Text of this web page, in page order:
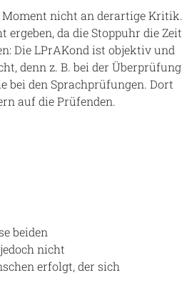
nicht an derartige Kritik.
da die Stoppuhr die Zeit
Die LPrAKond ist objektiv und
denn z. B. bei der Überprüfung
bei den Sprachprüfungen. Dort
auf die Prüfenden.
beiden
nicht
erfolgt, der sich